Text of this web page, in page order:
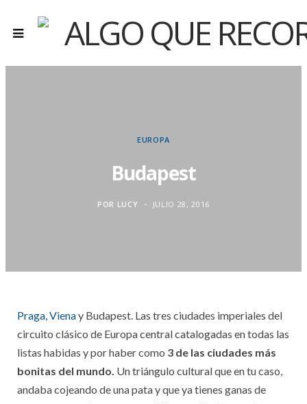
EUROPA
Budapest
POR LUCY JULIO 28, 2016
Praga,Vienay Budapest. Las tres ciudades imperiales del
circuito clásico de Europa central catalogadas en todas las
listas habidas y por haber como 3 de las ciudades más
bonitas del mundo. Un triángulo cultural que en tu caso,
andaba cojeando de una pata y que ya tienes ganas de